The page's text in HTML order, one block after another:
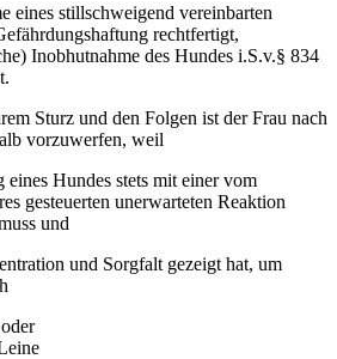
eines stillschweigend vereinbarten
rechtfertigt,
Inobhutnahme des Hundes i.S.v.§ 834
Sturz und den Folgen ist der Frau nach
vorzuwerfen, weil
eines Hundes stets mit einer vom
gesteuerten unerwarteten Reaktion
und
und Sorgfalt gezeigt hat, um